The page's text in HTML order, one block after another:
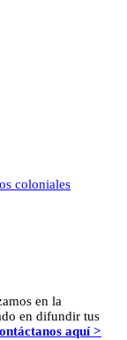
coloniales
en la
en difundir tus
aquí >